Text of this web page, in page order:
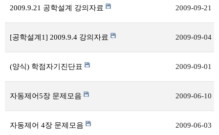
2009.9.21 공학설계 강의자료 2009-09-21
[공학설계1] 2009.9.4 강의자료 2009-09-04
(양식) 학점자기진단표 2009-09-01
자동제어5장 문제모음 2009-06-10
자동제어 4장 문제모음 2009-06-03